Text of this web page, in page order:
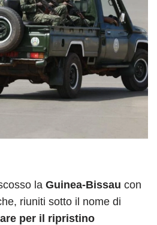
la Guinea-Bissau con
riuniti sotto il nome di
per il ripristino